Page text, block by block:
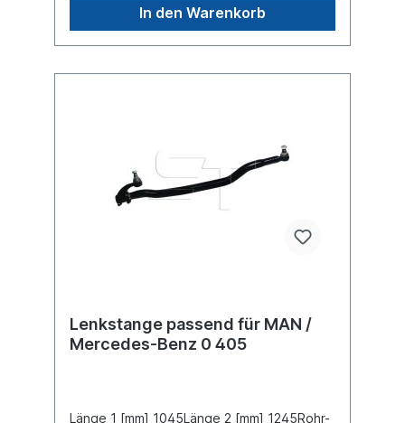
In den Warenkorb
Lenkstange passend für MAN /
Mercedes-Benz 0 405
Länge 1 [mm] 1045Länge 2 [mm] 1245Rohr-